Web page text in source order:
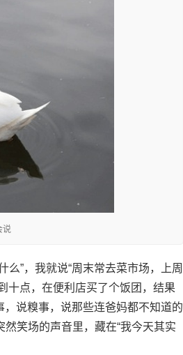
说
”，我就说“周末常去菜市场，上周
十点，在便利店买了个饭团，结果
，说糗事，说那些连爸妈都不知道的
笑场的声音里，藏在“我今天其实